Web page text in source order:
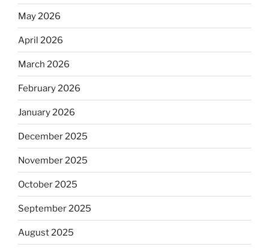
May 2026
April 2026
March 2026
February 2026
January 2026
December 2025
November 2025
October 2025
September 2025
August 2025